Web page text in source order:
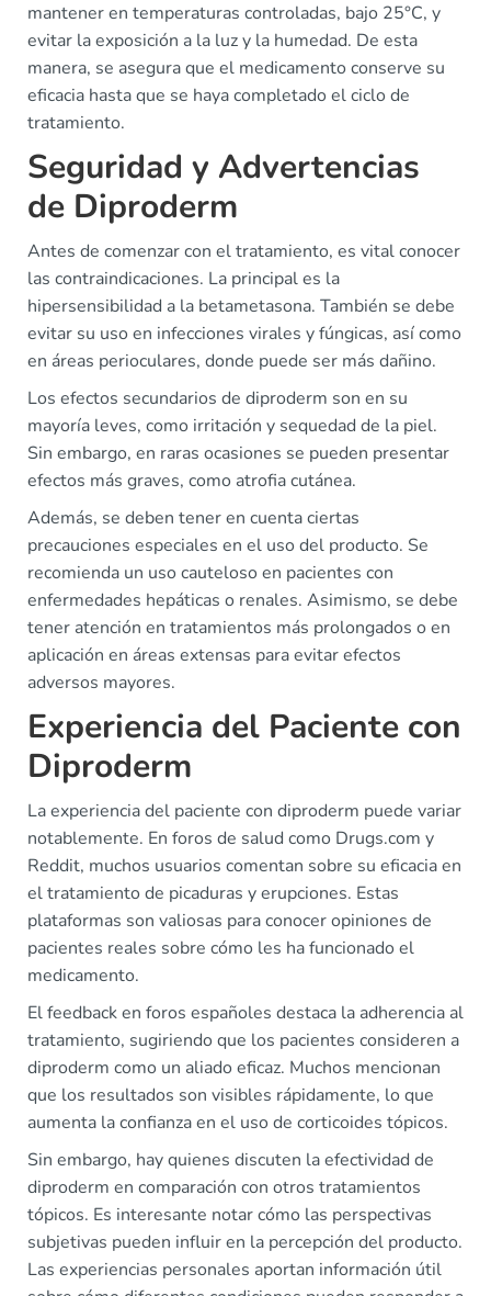
mantener en temperaturas controladas, bajo 25°C, y
evitar la exposición a la luz y la humedad. De esta
manera, se asegura que el medicamento conserve su
eficacia hasta que se haya completado el ciclo de
tratamiento.
Seguridad y Advertencias
de Diproderm
Antes de comenzar con el tratamiento, es vital conocer
las contraindicaciones. La principal es la
hipersensibilidad a la betametasona. También se debe
evitar su uso en infecciones virales y fúngicas, así como
en áreas perioculares, donde puede ser más dañino.
Los efectos secundarios de diproderm son en su
mayoría leves, como irritación y sequedad de la piel.
Sin embargo, en raras ocasiones se pueden presentar
efectos más graves, como atrofia cutánea.
Además, se deben tener en cuenta ciertas
precauciones especiales en el uso del producto. Se
recomienda un uso cauteloso en pacientes con
enfermedades hepáticas o renales. Asimismo, se debe
tener atención en tratamientos más prolongados o en
aplicación en áreas extensas para evitar efectos
adversos mayores.
Experiencia del Paciente con
Diproderm
La experiencia del paciente con diproderm puede variar
notablemente. En foros de salud como Drugs.com y
Reddit, muchos usuarios comentan sobre su eficacia en
el tratamiento de picaduras y erupciones. Estas
plataformas son valiosas para conocer opiniones de
pacientes reales sobre cómo les ha funcionado el
medicamento.
El feedback en foros españoles destaca la adherencia al
tratamiento, sugiriendo que los pacientes consideren a
diproderm como un aliado eficaz. Muchos mencionan
que los resultados son visibles rápidamente, lo que
aumenta la confianza en el uso de corticoides tópicos.
Sin embargo, hay quienes discuten la efectividad de
diproderm en comparación con otros tratamientos
tópicos. Es interesante notar cómo las perspectivas
subjetivas pueden influir en la percepción del producto.
Las experiencias personales aportan información útil